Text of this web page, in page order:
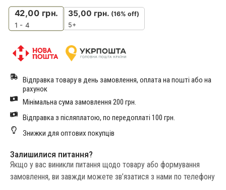
42,00 грн.
1 - 4
35,00 грн. (16% off)
5+
Відправка товару в день замовлення, оплата на пошті або на
рахунок
Мінімальна сума замовлення 200 грн.
Відправка з післяплатою, по передоплаті 100 грн.
Знижки для оптових покупців
Залишилися питання?
Якщо у вас виникли питання щодо товару або формування
замовлення, ви завжди можете зв’язатися з нами по телефону